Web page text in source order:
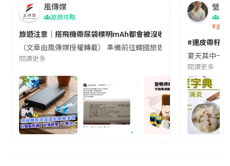
風傳媒
旅遊攻略
旅遊注意｜搭飛機帶尿袋標明mAh都會被沒收😱出發前切記檢查
（文章由風傳媒授權轉載） 準備前往韓國旅遊的民眾，近期要
閱讀更多
營養
香港
#連皮帶籽
夏天其中一
閱讀更多